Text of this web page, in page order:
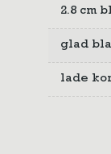
2.8 cm
glad
lade